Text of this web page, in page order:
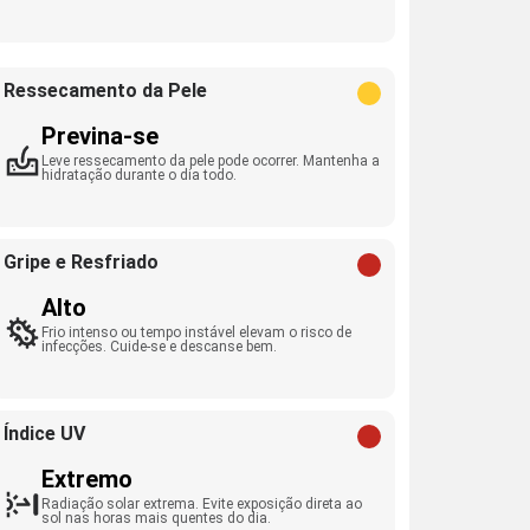
Ressecamento da Pele
Previna-se
Leve ressecamento da pele pode ocorrer. Mantenha a
hidratação durante o dia todo.
Gripe e Resfriado
Alto
Frio intenso ou tempo instável elevam o risco de
infecções. Cuide-se e descanse bem.
Índice UV
Extremo
Radiação solar extrema. Evite exposição direta ao
sol nas horas mais quentes do dia.